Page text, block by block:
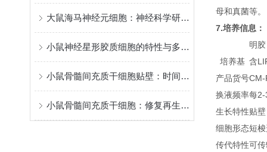
大鼠海马神经元细胞：神经科学研究的关键实验材料
小鼠神经星形胶质细胞的特性与多元功能
小鼠骨髓间充质干细胞贴壁：时间背后的“生命律动”
小鼠骨髓间充质干细胞：修复再生的潜力之星
母和真菌等。
7.培养信息：
明
培养基 含
产品货号CM-
换液频率每2-
生长特性贴壁
细胞形态短
传代特性可